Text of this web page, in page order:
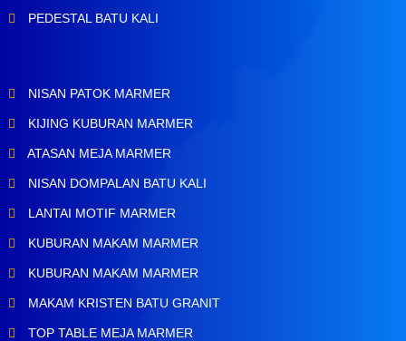
PEDESTAL BATU KALI
NISAN PATOK MARMER
KIJING KUBURAN MARMER
ATASAN MEJA MARMER
NISAN DOMPALAN BATU KALI
LANTAI MOTIF MARMER
KUBURAN MAKAM MARMER
KUBURAN MAKAM MARMER
MAKAM KRISTEN BATU GRANIT
TOP TABLE MEJA MARMER